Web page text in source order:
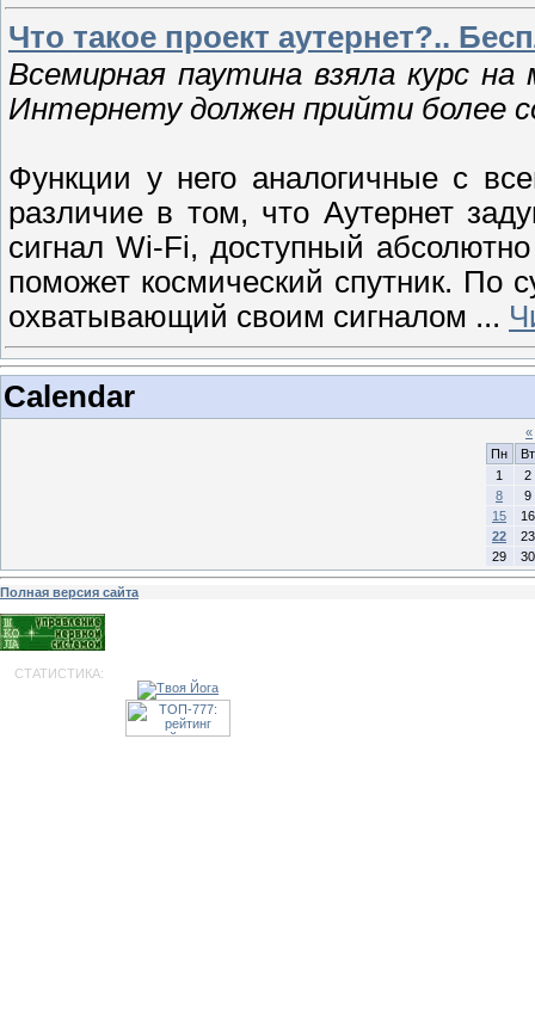
Что такое проект аутернет?..
Всемирная паутина взяла курс
Интернету должен прийти более
Функции у него аналогичные с
различие в том, что Аутернет
сигнал Wi-Fi, доступный
поможет космический спутник. По
охватывающий своим сигналом ...
Calendar
«
Пн
Вт
1
2
8
9
15
16
22
23
29
30
Полная версия сайта
СТАТИСТИКА: